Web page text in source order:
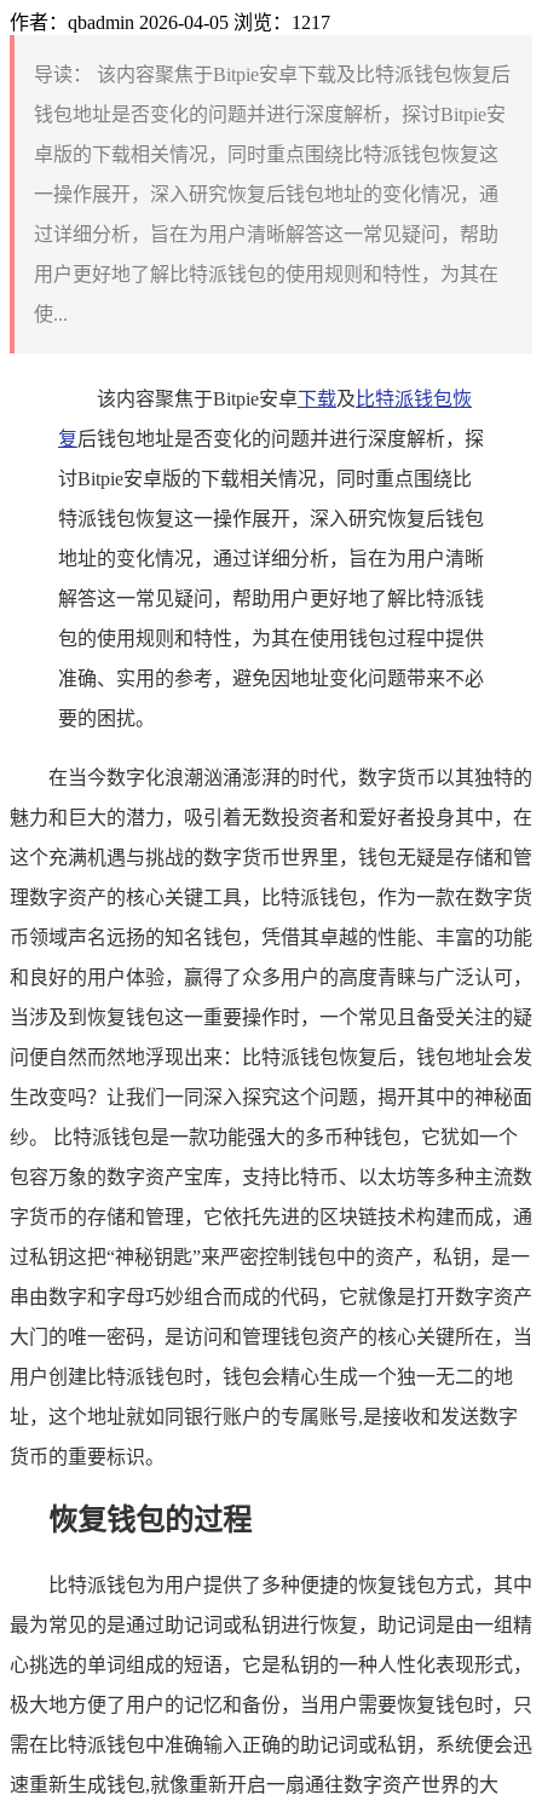
作者：qbadmin 2026-04-05 浏览：1217
导读：
该内容聚焦于Bitpie安卓下载及比特派钱包恢复后
钱包地址是否变化的问题并进行深度解析，探讨Bitpie安
卓版的下载相关情况，同时重点围绕比特派钱包恢复这
一操作展开，深入研究恢复后钱包地址的变化情况，通
过详细分析，旨在为用户清晰解答这一常见疑问，帮助
用户更好地了解比特派钱包的使用规则和特性，为其在
使...
该内容聚焦于Bitpie安卓下载及 比特派钱包恢
复后钱包地址是否变化的问题并进行深度解析，探
讨Bitpie安卓版的下载相关情况，同时重点围绕比
特派钱包恢复这一操作展开，深入研究恢复后钱包
地址的变化情况，通过详细分析，旨在为用户清晰
解答这一常见疑问，帮助用户更好地了解比特派钱
包的使用规则和特性，为其在使用钱包过程中提供
准确、实用的参考，避免因地址变化问题带来不必
要的困扰。
在当今数字化浪潮汹涌澎湃的时代，数字货币以其独特的
魅力和巨大的潜力，吸引着无数投资者和爱好者投身其中，在
这个充满机遇与挑战的数字货币世界里，钱包无疑是存储和管
理数字资产的核心关键工具，比特派钱包，作为一款在数字货
币领域声名远扬的知名钱包，凭借其卓越的性能、丰富的功能
和良好的用户体验，赢得了众多用户的高度青睐与广泛认可，
当涉及到恢复钱包这一重要操作时，一个常见且备受关注的疑
问便自然而然地浮现出来：比特派钱包恢复后，钱包地址会发
生改变吗？让我们一同深入探究这个问题，揭开其中的神秘面
纱。 比特派钱包是一款功能强大的多币种钱包，它犹如一个
包容万象的数字资产宝库，支持比特币、以太坊等多种主流数
字货币的存储和管理，它依托先进的区块链技术构建而成，通
过私钥这把“神秘钥匙”来严密控制钱包中的资产，私钥，是一
串由数字和字母巧妙组合而成的代码，它就像是打开数字资产
大门的唯一密码，是访问和管理钱包资产的核心关键所在，当
用户创建比特派钱包时，钱包会精心生成一个独一无二的地
址，这个地址就如同银行账户的专属账号,是接收和发送数字
货币的重要标识。
恢复钱包的过程
比特派钱包为用户提供了多种便捷的恢复钱包方式，其中
最为常见的是通过助记词或私钥进行恢复，助记词是由一组精
心挑选的单词组成的短语，它是私钥的一种人性化表现形式，
极大地方便了用户的记忆和备份，当用户需要恢复钱包时，只
需在比特派钱包中准确输入正确的助记词或私钥，系统便会迅
速重新生成钱包,就像重新开启一扇通往数字资产世界的大